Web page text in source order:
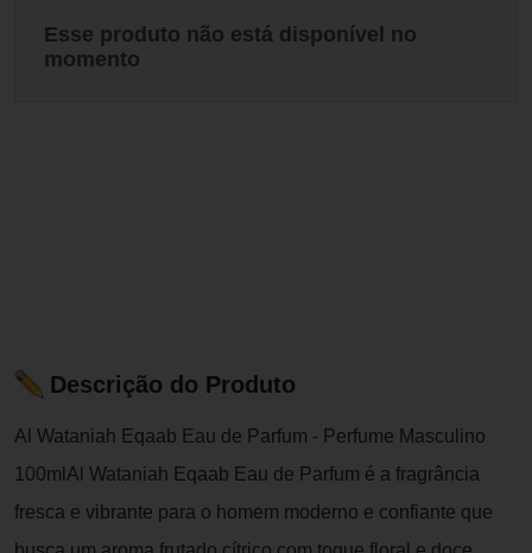
Esse produto não está disponível no
momento
Descrição do Produto
Al Wataniah Eqaab Eau de Parfum - Perfume Masculino
100mlAl Wataniah Eqaab Eau de Parfum é a fragrância
fresca e vibrante para o homem moderno e confiante que